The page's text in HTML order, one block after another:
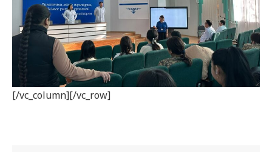
[/vc_column][/vc_row]